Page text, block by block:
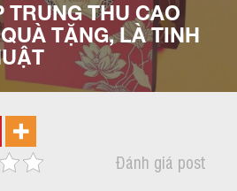
TRUNG THU CAO
TẶNG, LÀ TINH
Đánh giá post